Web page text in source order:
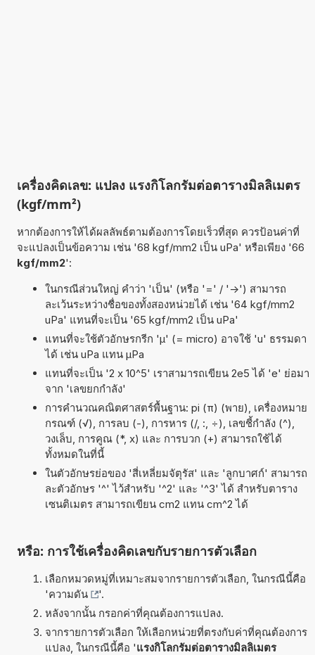
เครื่องคิดเลข: แปลง แรงกิโลกรัมต่อตารางมิลลิเมตร
(kgf/mm²)
หากต้องการให้ได้ผลลัพธ์ตามต้องการโดยเร็วที่สุด ควรป้อนค่าที่
จะแปลงเป็นข้อความ เช่น '68 kgf/mm2 เป็น uPa' หรือเพียง '66
kgf/mm2':
ในกรณีส่วนใหญ่ คำว่า 'เป็น' (หรือ '=' / '->') สามารถ
ละเว้นระหว่างชื่อของทั้งสองหน่วยได้ เช่น '64 kgf/mm2
uPa' แทนที่จะเป็น '65 kgf/mm2 เป็น uPa'
แทนที่จะใช้ตัวอักษรกรีก 'µ' (= micro) อาจใช้ 'u' ธรรมดา
ได้ เช่น uPa แทน µPa
แทนที่จะเป็น '2 x 10^5' เราสามารถเขียน 2e5 ได้ 'e' ย่อมา
จาก 'เลขยกกำลัง'
การคำนวณคณิตศาสตร์พื้นฐาน: pi (π) (พาย), เครื่องหมาย
กรณฑ์ (√), การลบ (-), การหาร (/, :, ÷), เลขชี้กำลัง (^),
วงเล็บ, การคูณ (*, x) และ การบวก (+) สามารถใช้ได้
ทั้งหมดในที่นี้
ในตัวอักษรย่อของ 'สี่เหลี่ยมจัตุรัส' และ 'ลูกบาศก์' สามารถ
ละตัวอักษร '^' ไว้สำหรับ '^2' และ '^3' ได้ สำหรับตาราง
เซนติเมตร สามารถเขียน cm2 แทน cm^2 ได้
หรือ: การใช้เครื่องคิดเลขกับรายการตัวเลือก
เลือกหมวดหมู่ที่เหมาะสมจากรายการตัวเลือก, ในกรณีนี้คือ
'ความดัน
'.
หลังจากนั้น กรอกค่าที่คุณต้องการแปลง.
จากรายการตัวเลือก ให้เลือกหน่วยที่ตรงกับค่าที่คุณต้องการ
แปลง, ในกรณีนี้คือ 'แรงกิโลกรัมต่อตารางมิลลิเมตร